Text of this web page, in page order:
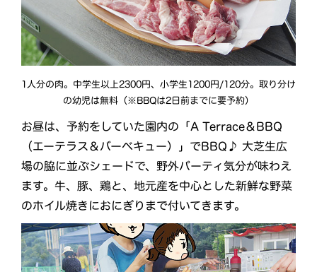
1人分の肉。中学生以上2300円、小学生1200円/120分。取り分け
の幼児は無料（※BBQは2日前までに要予約）
お昼は、予約をしていた園内の「A Terrace＆BBQ
（エーテラス＆バーベキュー）」でBBQ♪ 大芝生広
場の脇に並ぶシェードで、野外パーティ気分が味わえ
ます。牛、豚、鶏と、地元産を中心とした新鮮な野菜
のホイル焼きにおにぎりまで付いてきます。